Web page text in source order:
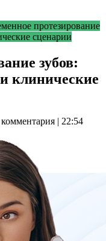
протезирование
сценарии
зубов:
клинические
| 22:54